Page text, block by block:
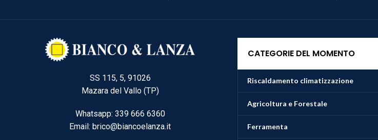
SS 115, 5, 91026
Mazara del Vallo (TP)
Whatsapp: 339 666 6360
Email: brico@biancoelanza.it
CATEGORIE DEL MOMENTO
Riscaldamento climatizzazione
Agricoltura e Forestale
Ferramenta